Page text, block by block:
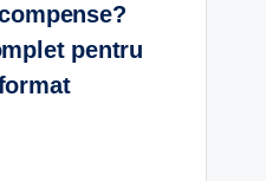
pentru